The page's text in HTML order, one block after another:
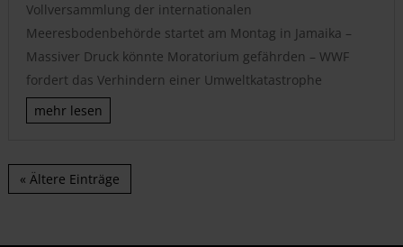
Vollversammlung der internationalen
Meeresbodenbehörde startet am Montag in Jamaika –
Massiver Druck könnte Moratorium gefährden – WWF
fordert das Verhindern einer Umweltkatastrophe
mehr lesen
« Ältere Einträge